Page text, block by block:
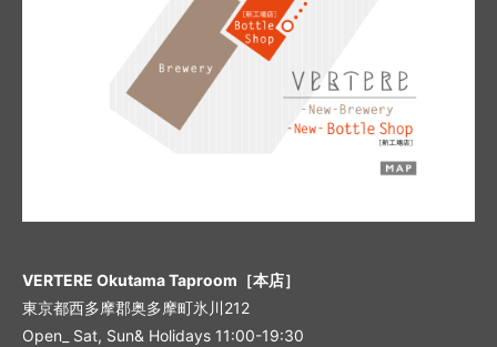
VERTERE Okutama Taproom［本店］
東京都西多摩郡奥多摩町氷川212
Open_ Sat, Sun& Holidays 11:00-19:30